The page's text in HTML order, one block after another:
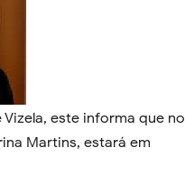
este informa que no
Martins, estará em